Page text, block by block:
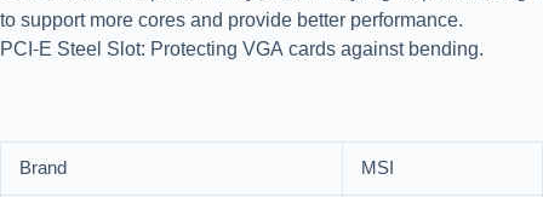
to support more cores and provide better performance.
PCI-E Steel Slot: Protecting VGA cards against bending.
Brand
MSI